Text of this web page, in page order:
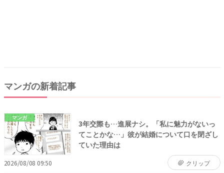
マンガの新着記事
マンガ
3年交際も…進展ナシ。「私に魅力がないっ
てことかな…」彼が結婚について口を閉ざし
ていた理由は
2026/08/08 09:50 クリップ